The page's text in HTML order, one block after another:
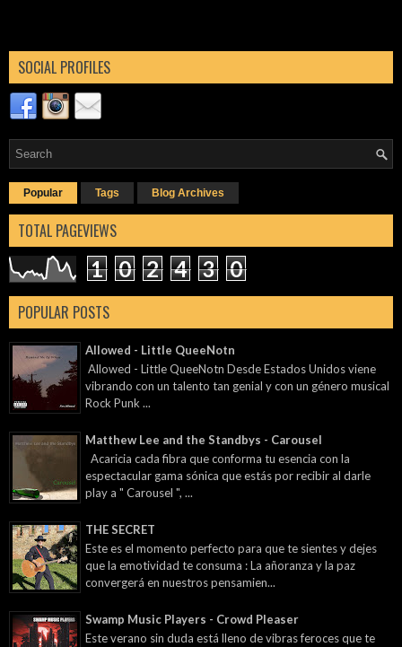
SOCIAL PROFILES
Popular Tags Blog Archives
TOTAL PAGEVIEWS
1 0 2 4 3 0
POPULAR POSTS
Allowed - Little QueeNotn
Allowed - Little QueeNotn Desde Estados Unidos viene
vibrando con un talento tan genial y con un género musical
Rock Punk ...
Matthew Lee and the Standbys - Carousel
Acaricia cada fibra que conforma tu esencia con la
espectacular gama sónica que estás por recibir al darle
play a " Carousel ", ...
THE SECRET
Este es el momento perfecto para que te sientes y dejes
que la emotividad te consuma : La añoranza y la paz
convergerá en nuestros pensamien...
Swamp Music Players - Crowd Pleaser
Este verano sin duda está lleno de vibras feroces que te